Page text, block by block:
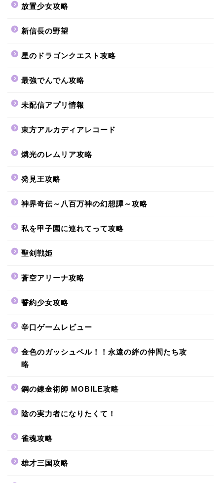
放置少女攻略
新信長の野望
星のドラゴンクエスト攻略
最強でんでん攻略
未配信アプリ情報
東方アルカディアレコード
燐光のレムリア攻略
発見王攻略
神界奇伝～八百万神の幻想譚～攻略
私を甲子園に連れてって攻略
聖剣戦姫
蒼空アリーナ攻略
誓約少女攻略
辛口ゲームレビュー
金色のガッシュベル！！永遠の絆の仲間たち攻
略
鋼の錬金術師 MOBILE攻略
陰の実力者になりたくて！
雀魂攻略
雄才三国攻略